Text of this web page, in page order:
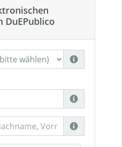
DuEPublico